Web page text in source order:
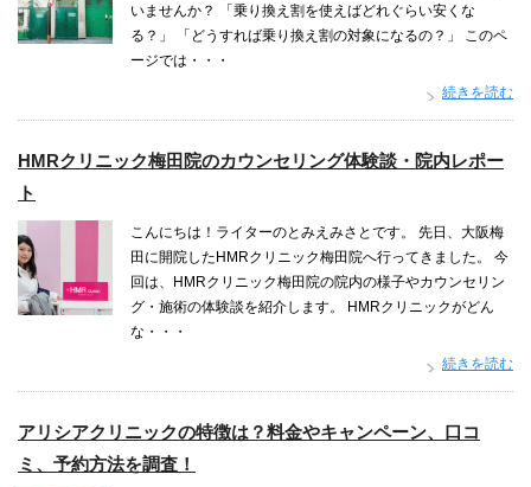
いませんか？ 「乗り換え割を使えばどれぐらい安くな
る？」 「どうすれば乗り換え割の対象になるの？」 このペ
ージでは・・・
続きを読む
HMRクリニック梅田院のカウンセリング体験談・院内レポー
ト
こんにちは！ライターのとみえみさとです。 先日、大阪梅
田に開院したHMRクリニック梅田院へ行ってきました。 今
回は、HMRクリニック梅田院の院内の様子やカウンセリン
グ・施術の体験談を紹介します。 HMRクリニックがどん
な・・・
続きを読む
アリシアクリニックの特徴は？料金やキャンペーン、口コ
ミ、予約方法を調査！